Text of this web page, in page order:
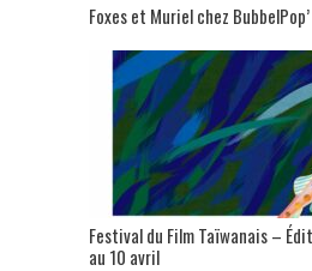
Foxes et Muriel chez BubbelPop’
Festival du Film Taïwanais –
au 10 avril